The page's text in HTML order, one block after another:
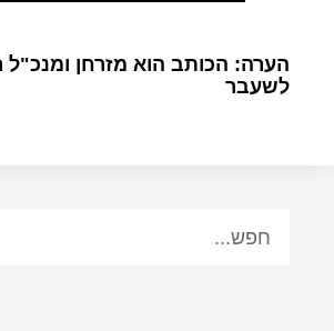
הערה: הכותב הוא מזרחן ומנכ"ל
לשעבר